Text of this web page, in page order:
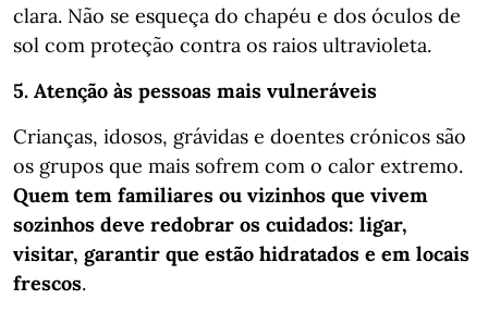
clara. Não se esqueça do chapéu e dos óculos de
sol com proteção contra os raios ultravioleta.
5. Atenção às pessoas mais vulneráveis
Crianças, idosos, grávidas e doentes crónicos são
os grupos que mais sofrem com o calor extremo.
Quem tem familiares ou vizinhos que vivem
sozinhos deve redobrar os cuidados: ligar,
visitar, garantir que estão hidratados e em locais
frescos.